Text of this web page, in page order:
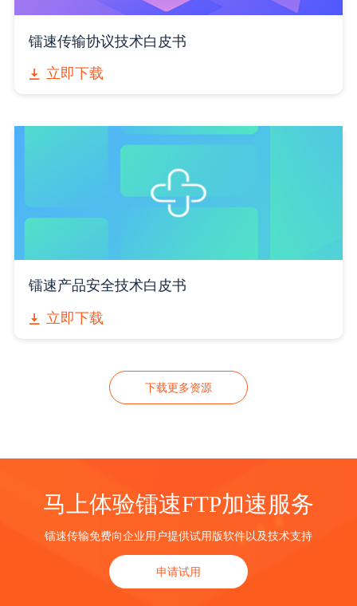
镭速传输协议技术白皮书
立即下载
镭速产品安全技术白皮书
立即下载
下载更多资源
马上体验镭速FTP加速服务
镭速传输免费向企业用户提供试用版软件以及技术支持
申请试用